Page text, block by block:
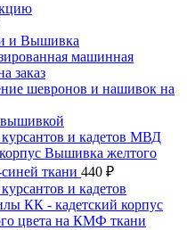
и Вышивка
машинная
заказ
шевронов и нашивок на
и кадетов МВД
Вышивка желтого
ткани 440 ₽
и кадетов
КК - кадетский корпус
цвета на КМФ ткани